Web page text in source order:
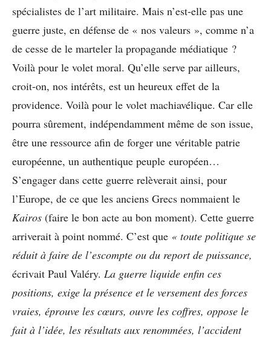
spécialistes de l’art militaire. Mais n’est-elle pas une
guerre juste, en défense de « nos valeurs », comme n’a
de cesse de le marteler la propagande médiatique ?
Voilà pour le volet moral. Qu’elle serve par ailleurs,
croit-on, nos intérêts, est un heureux effet de la
providence. Voilà pour le volet machiavélique. Car elle
pourra sûrement, indépendamment même de son issue,
être une ressource afin de forger une véritable patrie
européenne, un authentique peuple européen…
S’engager dans cette guerre relèverait ainsi, pour
l’Europe, de ce que les anciens Grecs nommaient le
Kairos (faire le bon acte au bon moment). Cette guerre
arriverait à point nommé. C’est que « toute politique se
réduit à faire de l’escompte ou du report de puissance,
écrivait Paul Valéry. La guerre liquide enfin ces
positions, exige la présence et le versement des forces
vraies, éprouve les cœurs, ouvre les coffres, oppose le
fait à l’idée, les résultats aux renommées, l’accident